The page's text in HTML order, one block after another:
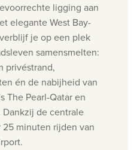
ligging aan
elegante West Bay-
je op een plek
samensmelten:
privéstrand,
én de nabijheid van
The Pearl-Qatar en
Dankzij de centrale
minuten rijden van